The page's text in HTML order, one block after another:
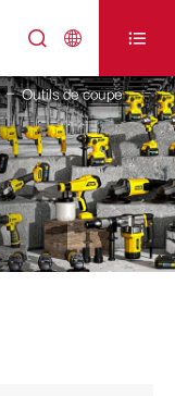
  
Outils de coupe